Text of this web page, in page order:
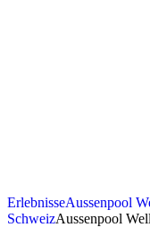
ErlebnisseAussenpool
SchweizAussenpool